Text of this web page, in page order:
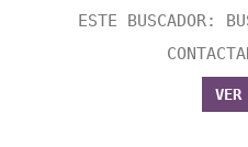
ESTE BUSCADOR:
VER